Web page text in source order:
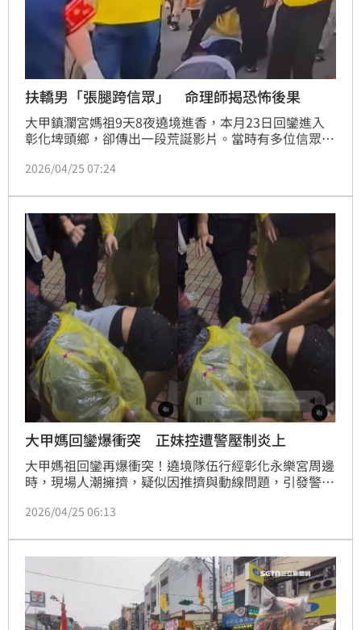
扶轎男「張腿跨信眾」 命理師揭恐怖後果
大甲鎮瀾宮媽祖9天8夜遶境進香，本月23日回鑾進入
彰化埤頭鄉，卻傳出一段荒誕影片。當時有多位信眾
穿黃衣的扶轎男子竟未迴避，反而張開雙腳跨越信徒，
也曝光嚴重後果。
2026/04/25 07:24
大甲媽回鑾爆衝突 正妹控遭警壓制炎上
大甲媽祖回鑾再爆衝突！遶境隊伍行經彰化永樂宮周邊
時，現場人潮擁擠，疑似因推擠與動線問題，引發警民
Threads上曝光後，引發熱議。正妹甚至發文控訴警
2026/04/25 06:13